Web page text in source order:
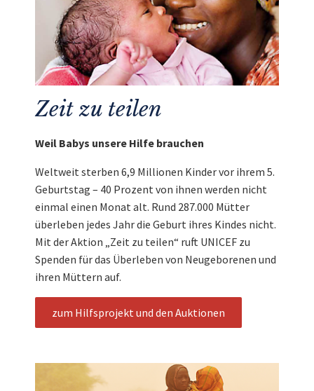
Zeit zu teilen
Weil Babys unsere Hilfe brauchen
Weltweit sterben 6,9 Millionen Kinder vor ihrem 5.
Geburtstag – 40 Prozent von ihnen werden nicht
einmal einen Monat alt. Rund 287.000 Mütter
überleben jedes Jahr die Geburt ihres Kindes nicht.
Mit der Aktion „Zeit zu teilen“ ruft UNICEF zu
Spenden für das Überleben von Neugeborenen und
ihren Müttern auf.
zum Hilfsprojekt und den Auktionen